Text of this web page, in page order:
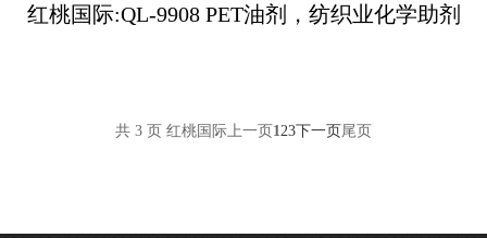
红桃国际:QL-9908 PET油剂，纺织业化学助剂
共 3 页 红桃国际 上一页1 23下一页尾页